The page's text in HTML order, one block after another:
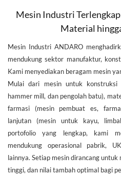
Mesin Industri
Material
Mesin Industri ANDARO
mendukung sektor manufaktur,
Kami menyediakan beragam mesin
Mulai dari mesin untuk konstruksi
hammer mill, dan pengolah batu),
farmasi (mesin pembuat es,
lanjutan (mesin untuk kayu,
portofolio yang lengkap, kami
mendukung operasional pabrik,
lainnya. Setiap mesin dirancang
tinggi, dan nilai tambah optimal bagi